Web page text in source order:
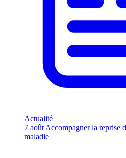
Actualité
7 août Accompagner la reprise
maladie